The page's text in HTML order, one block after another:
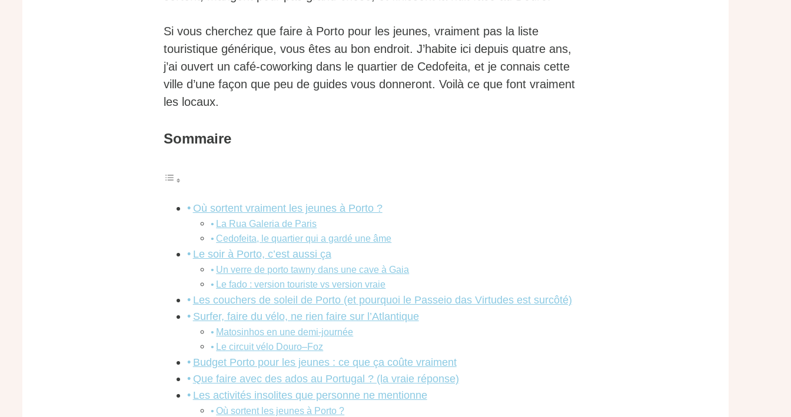
Si vous cherchez que faire à Porto pour les jeunes, vraiment pas la liste
touristique générique, vous êtes au bon endroit. J’habite ici depuis quatre ans,
j’ai ouvert un café-coworking dans le quartier de Cedofeita, et je connais cette
ville d’une façon que peu de guides vous donneront. Voilà ce que font vraiment
les locaux.
Sommaire
Où sortent vraiment les jeunes à Porto ?
La Rua Galeria de Paris
Cedofeita, le quartier qui a gardé une âme
Le soir à Porto, c’est aussi ça
Un verre de porto tawny dans une cave à Gaia
Le fado : version touriste vs version vraie
Les couchers de soleil de Porto (et pourquoi le Passeio das Virtudes est surcôté)
Surfer, faire du vélo, ne rien faire sur l’Atlantique
Matosinhos en une demi-journée
Le circuit vélo Douro–Foz
Budget Porto pour les jeunes : ce que ça coûte vraiment
Que faire avec des ados au Portugal ? (la vraie réponse)
Les activités insolites que personne ne mentionne
Où sortent les jeunes à Porto ?